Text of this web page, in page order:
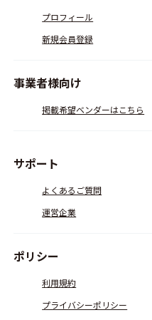
プロフィール
新規会員登録
事業者様向け
掲載希望ベンダーはこちら
サポート
よくあるご質問
運営企業
ポリシー
利用規約
プライバシーポリシー